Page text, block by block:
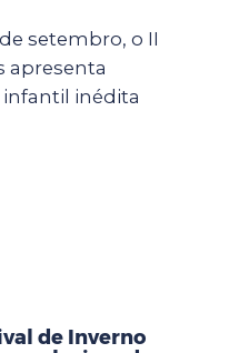
setembro, o II
apresenta
inédita
de Inverno